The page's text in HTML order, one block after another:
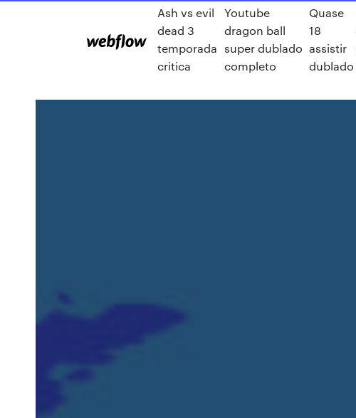
Ash vs evil
dead 3
temporada
critica
Youtube
dragon ball
super dublado
completo
Quase
18
assistir
dublado